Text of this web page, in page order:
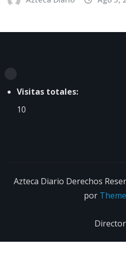
Visitas totales:
10
Azteca Diario Derechos
por